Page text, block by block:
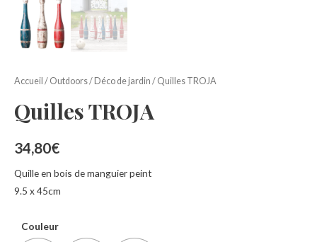
Accueil / Outdoors/ Déco de jardin / Quilles TROJA
Quilles TROJA
34,80€
Quille en bois de manguier peint
9.5 x 45cm
Couleur